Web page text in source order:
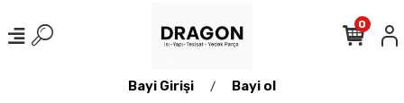
Bayi Girişi / Bayi ol
0